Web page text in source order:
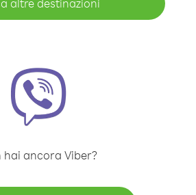
altre destinazioni
hai ancora Viber?